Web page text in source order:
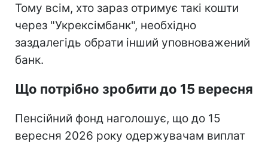
Тому всім, хто зараз отримує такі кошти
через "Укрексімбанк", необхідно
заздалегідь обрати інший уповноважений
банк.
Що потрібно зробити до 15 вересня
Пенсійний фонд наголошує, що до 15
вересня 2026 року одержувачам виплат